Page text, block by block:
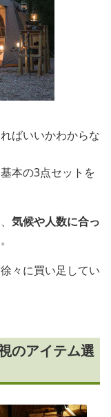
ばいいかわからな
本の3点セットを
気候や人数に合っ
々に買い足してい
のアイテム選